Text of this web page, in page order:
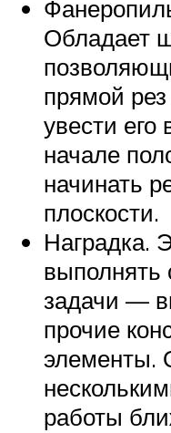
Обладает
прямой
увести его
начале
начинать
плоскости.
Наградка.
выполнять
задачи —
прочие
элементы.
работы